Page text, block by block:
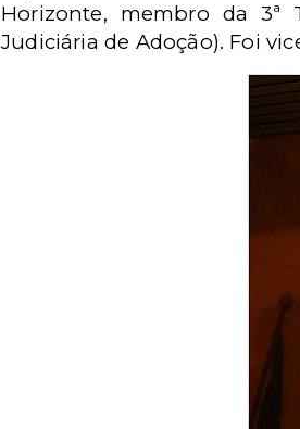
Horizonte, membro da 3ª
Judiciária de Adoção). Foi